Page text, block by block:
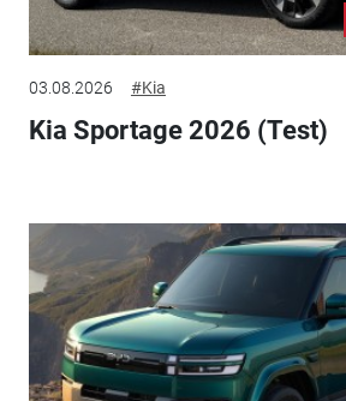
03.08.2026 #Kia
Kia Sportage 2026 (Test)